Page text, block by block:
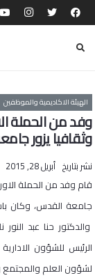
الهيئة الاكاديمية والموظفين
وفد من الحملة
وثقافيا يزور
نشر بتاريخ أبريل 28, 2015
قام وفد من الحملة
جامعة القدس، وكان
والدكتور حنا عبد
الرئيس للشؤون
لشؤون العلم والمجتمع